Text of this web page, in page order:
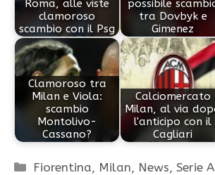
Roma, alle viste
clamoroso
scambio con il Psg
possibile
tra Dovbyk e
Gimenez
Clamoroso tra
Milan e Viola:
scambio
Montolivo-
Cassano?
Calciomercato
Milan, al via
l'anticipo con il
Cagliari
Categorie
Fiorentina, Milan, News,Serie A